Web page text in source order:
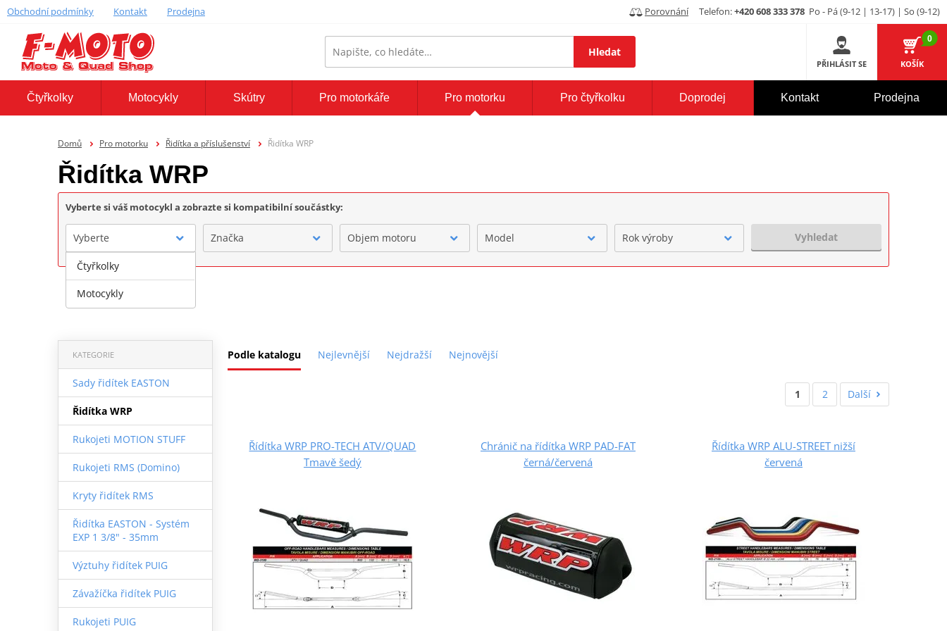
Obchodní podmínky Kontakt Prodejna Porovnání Telefon:+420 608 333 378 Po - Pá (9-12 | 13-17) | So (9-12)
Hledat
PŘIHLÁSIT SE
0
KOŠÍK
Čtyřkolky Motocykly Skútry Pro motorkáře Pro motorku Pro čtyřkolku Doprodej Kontakt Prodejna
Domů Pro motorku Řidítka a příslušenství Řidítka WRP
Řidítka WRP
Vyberte si váš motocykl a zobrazte si kompatibilní součástky:
Vyberte Značka Objem motoru Model Rok výroby Vyhledat
Podle katalogu Nejlevnější Nejdražší Nejnovější
KATEGORIE
Sady řidítek EASTON
Řidítka WRP
Rukojeti MOTION STUFF
Rukojeti RMS (Domino)
Kryty řidítek RMS
Řidítka EASTON - Systém
EXP 1 3/8" - 35mm
Výztuhy řidítek PUIG
Závažíčka řidítek PUIG
Rukojeti PUIG
1 2 Další
Řídítka WRP PRO-TECH ATV/QUAD
Tmavě šedý
Chránič na řídítka WRP PAD-FAT
černá/červená
Řídítka WRP ALU-STREET nižší
červená
Čtyřkolky
Motocykly